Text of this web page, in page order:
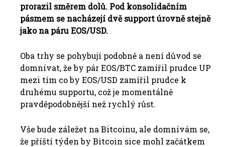
prorazil směrem dolů. Pod konsolidačním
pásmem se nacházejí dvě support úrovně stejně
jako na páru EOS/USD.
Oba trhy se pohybují podobně a není důvod se
domnívat, že by pár EOS/BTC zamířil prudce UP
mezi tím co by EOS/USD zamířil prudce k
druhému supportu, což je momentálně
pravděpodobnější než rychlý růst.
Vše bude záležet na Bitcoinu, ale domnívám se,
že příští týden by Bitcoin sice mohl začátkem